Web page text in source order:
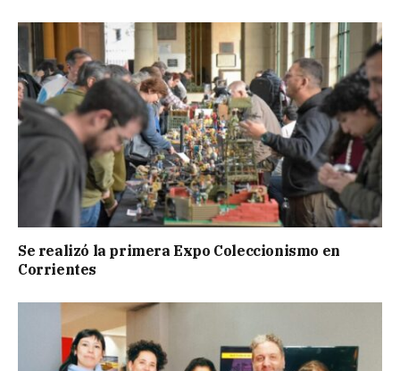
Se realizó la primera Expo Coleccionismo en
Corrientes